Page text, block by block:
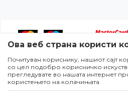
Настојуваме да бидеме што
производите,прикажувањето на
можеме да гарантираме дека сите
без грешки. Сите артикли
Ова веб страна користи
Почитуван кориснику, нашиот сајт
со цел подобро корисничко
прегледувате во нашата интернет
користењето на колачињата